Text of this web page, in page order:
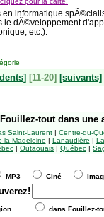
en informatique
dÃ©veloppement
etc.).
[11-20] [suivants]
Fouillez-tout dans une
Saint-Laurent| Centre-du-
la-Madeleine | Lanaudière |
| Outaouais | Québec |
MP3 Ciné
dans Fouillez-